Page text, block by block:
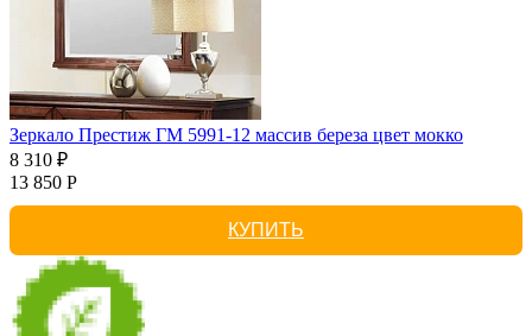
Зеркало Престиж ГМ 5991-12 массив береза цвет мокко
8 310 ₽
13 850 Р
КУПИТЬ